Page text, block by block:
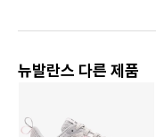
뉴발란스 다른 제품